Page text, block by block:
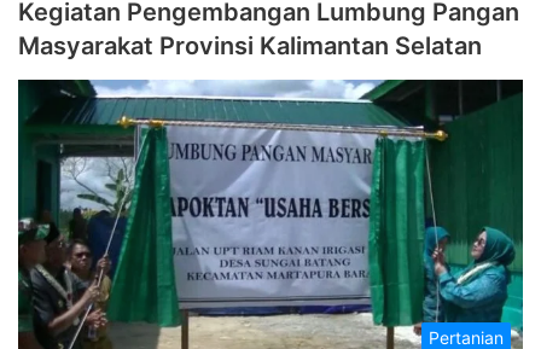
Kegiatan Pengembangan Lumbung Pangan
Masyarakat Provinsi Kalimantan Selatan
Pertanian